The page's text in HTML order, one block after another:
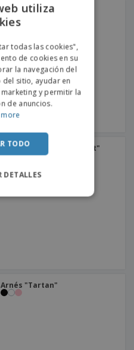
Arnés "Malla"
Arnés De Nailon "Confort"
Arnés "Tartan"
SPANISH
utiliza
todas las cookies",
de cookies en su
la navegación del
del sitio, ayudar en
y permitir la
de anuncios.
more
TODO
DETALLES